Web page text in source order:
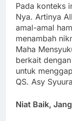
Pada konteks
Nya. Artinya
amal-amal
menambah
Maha
berkait
untuk
QS. Asy
Niat Baik,